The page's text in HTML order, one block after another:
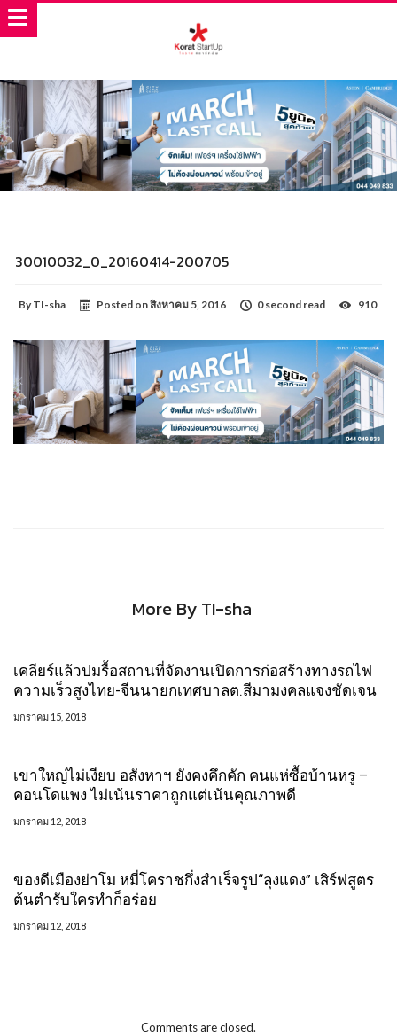
30010032_0_20160414-200705
By TI-sha Posted onสิงหาคม 5, 2016 0 second read 910
More By TI-sha
เคลียร์แล้วปมรื้อสถานที่จัดงานเปิดการก่อสร้างทางรถไฟ
ความเร็วสูงไทย-จีนนายกเทศบาลต.สีมามงคลแจงชัดเจน
มกราคม 15, 2018
เขาใหญ่ไม่เงียบ อสังหาฯ ยังคงคึกคัก คนแห่ซื้อบ้านหรู –
คอนโดแพง ไม่เน้นราคาถูกแต่เน้นคุณภาพดี
มกราคม 12, 2018
ของดีเมืองย่าโม หมี่โคราชกึ่งสำเร็จรูป“ลุงแดง” เสิร์ฟสูตร
ต้นตำรับใครทำก็อร่อย
มกราคม 12, 2018
Comments are closed.